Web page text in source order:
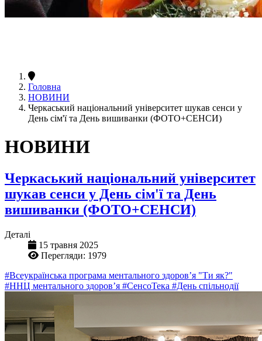
Головна
НОВИНИ
Черкаський національний університет шукав сенси у
День сім'ї та День вишиванки (ФОТО+СЕНСИ)
НОВИНИ
Черкаський національний університет
шукав сенси у День сім'ї та День
вишиванки (ФОТО+СЕНСИ)
Деталі
15 травня 2025
Перегляди: 1979
#Всеукраїнська програма ментального здоров’я "Ти як?"
#ННЦ ментального здоров’я #СенсоТека #День спільнодії